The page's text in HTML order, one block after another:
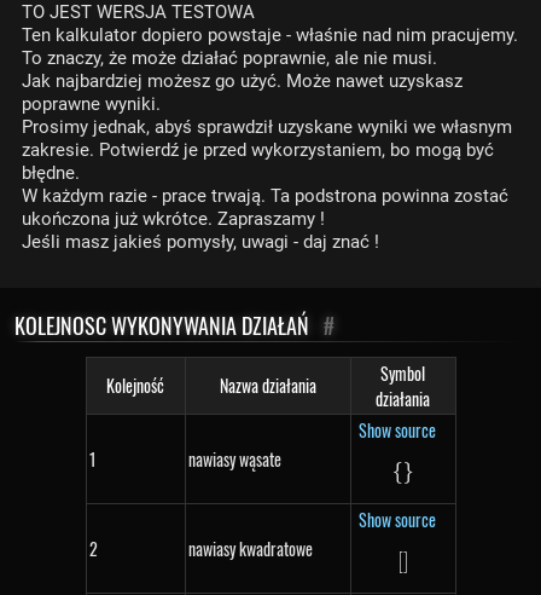
TO JEST WERSJA TESTOWA
Ten kalkulator dopiero powstaje - właśnie nad nim pracujemy.
To znaczy, że może działać poprawnie, ale nie musi.
Jak najbardziej możesz go użyć. Może nawet uzyskasz
poprawne wyniki.
Prosimy jednak, abyś sprawdził uzyskane wyniki we własnym
zakresie. Potwierdź je przed wykorzystaniem, bo mogą być
błędne.
W każdym razie - prace trwają. Ta podstrona powinna zostać
ukończona już wkrótce. Zapraszamy !
Jeśli masz jakieś pomysły, uwagi - daj znać !
KOLEJNOSC WYKONYWANIA DZIAŁAŃ #
Kolejność Nazwa działania
Symbol
działania
1 nawiasy wąsate
Show source
\{\}
{ }
2 nawiasy kwadratowe
Show source